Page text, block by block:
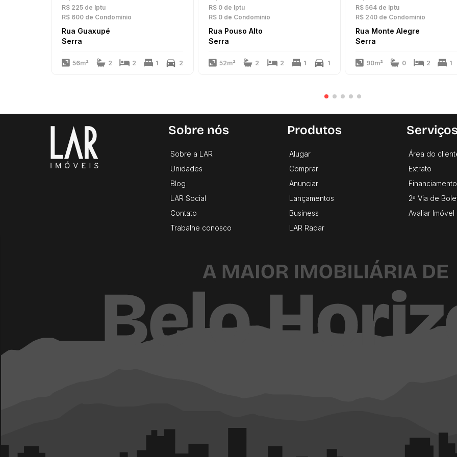
R$ 225 de Iptu
R$ 600 de Condomínio
Rua Guaxupé
Serra
56m² 2 2 1 2
R$ 0 de Iptu
R$ 0 de Condomínio
Rua Pouso Alto
Serra
52m² 2 2 1 1
R$ 564 de Iptu
R$ 240 de Condomínio
Rua Monte Alegre
Serra
90m² 0 2 1
Sobre nós
Sobre a LAR
Unidades
Blog
LAR Social
Contato
Trabalhe conosco
Produtos
Alugar
Comprar
Anunciar
Lançamentos
Business
LAR Radar
Serviços
Área do
Extrato
Financiamento
2ª Via de
Avaliar Imóvel